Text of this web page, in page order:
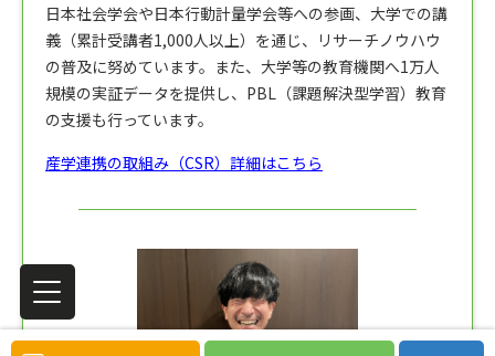
日本社会学会や日本行動計量学会等への参画、大学での講
義（累計受講者1,000人以上）を通じ、リサーチノウハウ
の普及に努めています。また、大学等の教育機関へ1万人
規模の実証データを提供し、PBL（課題解決型学習）教育
の支援も行っています。
産学連携の取組み（CSR）詳細はこちら